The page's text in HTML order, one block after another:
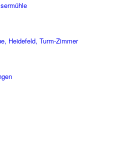
Heidefeld, Turm-Zimmer